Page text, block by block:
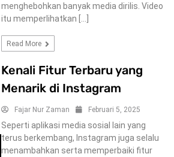
menghebohkan banyak media dirilis. Video
itu memperlihatkan […]
Read More
Kenali Fitur Terbaru yang
Menarik di Instagram
Fajar Nur Zaman Februari 5, 2025
Seperti aplikasi media sosial lain yang
terus berkembang, Instagram juga selalu
menambahkan serta memperbaiki fitur